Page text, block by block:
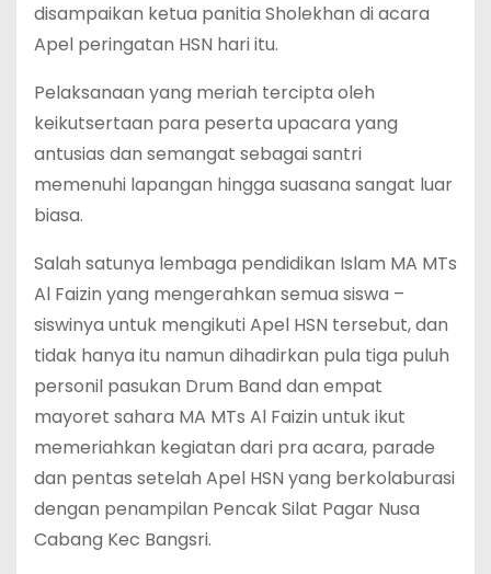
disampaikan ketua panitia Sholekhan di acara
Apel peringatan HSN hari itu.
Pelaksanaan yang meriah tercipta oleh
keikutsertaan para peserta upacara yang
antusias dan semangat sebagai santri
memenuhi lapangan hingga suasana sangat luar
biasa.
Salah satunya lembaga pendidikan Islam MA MTs
Al Faizin yang mengerahkan semua siswa –
siswinya untuk mengikuti Apel HSN tersebut, dan
tidak hanya itu namun dihadirkan pula tiga puluh
personil pasukan Drum Band dan empat
mayoret sahara MA MTs Al Faizin untuk ikut
memeriahkan kegiatan dari pra acara, parade
dan pentas setelah Apel HSN yang berkolaburasi
dengan penampilan Pencak Silat Pagar Nusa
Cabang Kec Bangsri.